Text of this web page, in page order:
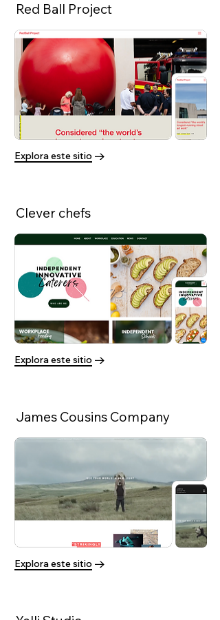
Red Ball Project
Explora este sitio
Clever chefs
Explora este sitio
James Cousins Company
Explora este sitio